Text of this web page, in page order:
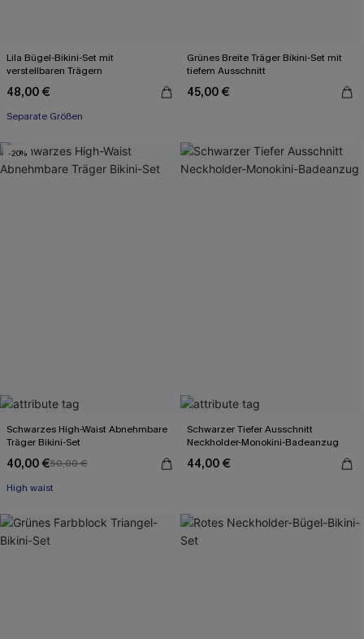
Lila Bügel-Bikini-Set mit
verstellbaren Trägern
48,00 €
Separate Größen
Grünes Breite Träger Bikini-Set mit
tiefem Ausschnitt
45,00 €
-20%
Schwarzes High-Waist Abnehmbare
Träger Bikini-Set
40,00 €50,00 €
High waist
Schwarzer Tiefer Ausschnitt
Neckholder-Monokini-Badeanzug
44,00 €